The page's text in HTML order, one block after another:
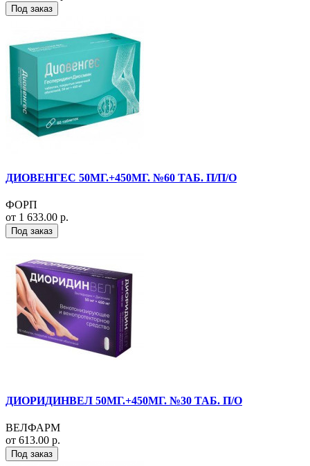
Под заказ
ДИОВЕНГЕС 50МГ.+450МГ. №60 ТАБ. П/П/О
ФОРП
от 1 633.00 р.
Под заказ
ДИОРИДИНВЕЛ 50МГ.+450МГ. №30 ТАБ. П/О
ВЕЛФАРМ
от 613.00 р.
Под заказ